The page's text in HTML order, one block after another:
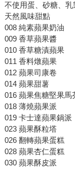
不使用蛋、砂糖、乳
天然風味甜點
008 純素蘋果奶油
009 香草蘋果醬
010 香草糖漬蘋果
011 香料燉蘋果
012 蘋果司康卷
014 蘋果甜薯
016 蘋果焦糖堅果馬
018 薄燒蘋果派
019 卡士達蘋果鍋派
023 蘋果酥粒塔
026 翻轉蘋果蛋糕
028 蘋果杏仁蛋糕
030 蘋果酥皮派